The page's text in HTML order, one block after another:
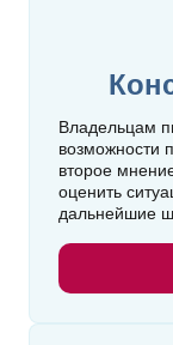
Владельцам
возможности
второе
оценить
дальнейшие